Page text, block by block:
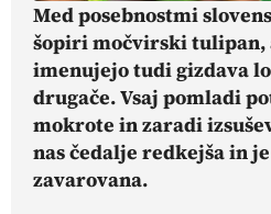
Med posebnostmi
šopiri močvirski tulipan,
imenujejo tudi gizdava
drugače. Vsaj pomladi
mokrote in zaradi
nas čedalje redkejša in
zavarovana.